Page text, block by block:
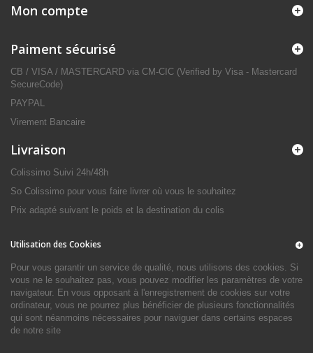
Mon compte
Paiment sécurisé
CB / VISA / MASTERCARD via CM-CIC (Verified by Visa - Mastercard
SecureCode)
PAYPAL
Virement Bancaire
Livraison
Colissimo Suivi 24h/48h
So Colissimo pour vous faire livrer où vous le souhaitez
Prix adapté suivant le poids et la destination du colis
Utilisation des Cookies
Pour vous garantir un service de qualité, nous utilisons des cookies. Si
vous ne le souhaitez pas, vous pouvez modifier les paramètres de votre
navigateur. En vous opposant à l'enregistrement de cookies sur votre
ordinateur, vous ne pourrez plus bénéficier de plusieurs fonctionnalités
qui sont néanmoins nécessaires pour naviguer dans certains espaces
de notre site